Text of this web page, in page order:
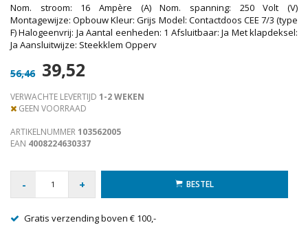
Nom. stroom: 16 Ampère (A) Nom. spanning: 250 Volt (V)
Montagewijze: Opbouw Kleur: Grijs Model: Contactdoos CEE 7/3 (type
F) Halogeenvrij: Ja Aantal eenheden: 1 Afsluitbaar: Ja Met klapdeksel:
Ja Aansluitwijze: Steekklem Opperv
56,46 39,52
VERWACHTE LEVERTIJD 1-2 WEKEN
GEEN VOORRAAD
ARTIKELNUMMER103562005
EAN 4008224630337
- + BESTEL
Gratis verzending boven € 100,-